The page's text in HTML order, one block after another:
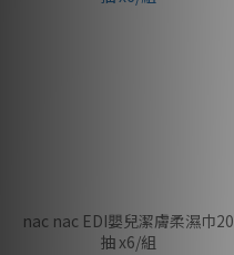
nac nac EDI嬰兒潔膚柔濕巾20
抽 x6/組